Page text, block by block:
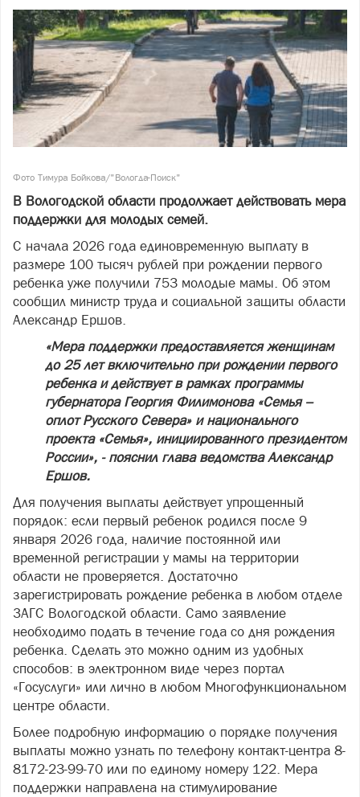
Фото Тимура Бойкова/"Вологда-Поиск"
В Вологодской области продолжает действовать мера
поддержки для молодых семей.
С начала 2026 года единовременную выплату в
размере 100 тысяч рублей при рождении первого
ребенка уже получили 753 молодые мамы. Об этом
сообщил министр труда и социальной защиты области
Александр Ершов.
«Мера поддержки предоставляется женщинам
до 25 лет включительно при рождении первого
ребенка и действует в рамках программы
губернатора Георгия Филимонова «Семья –
оплот Русского Севера» и национального
проекта «Семья», инициированного президентом
России», - пояснил глава ведомства Александр
Ершов.
Для получения выплаты действует упрощенный
порядок: если первый ребенок родился после 9
января 2026 года, наличие постоянной или
временной регистрации у мамы на территории
области не проверяется. Достаточно
зарегистрировать рождение ребенка в любом отделе
ЗАГС Вологодской области. Само заявление
необходимо подать в течение года со дня рождения
ребенка. Сделать это можно одним из удобных
способов: в электронном виде через портал
«Госуслуги» или лично в любом Многофункциональном
центре области.
Более подробную информацию о порядке получения
выплаты можно узнать по телефону контакт-центра 8-
8172-23-99-70 или по единому номеру 122. Мера
поддержки направлена на стимулирование